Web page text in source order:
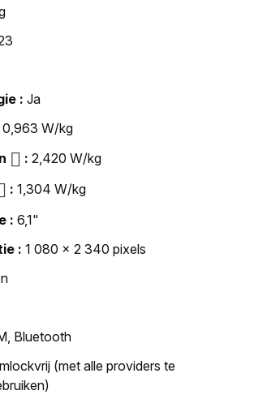
Ja
0,963 W/kg
2,420 W/kg
1,304 W/kg
6,1"
1 080 x 2 340 pixels
Bluetooth
(met alle providers te